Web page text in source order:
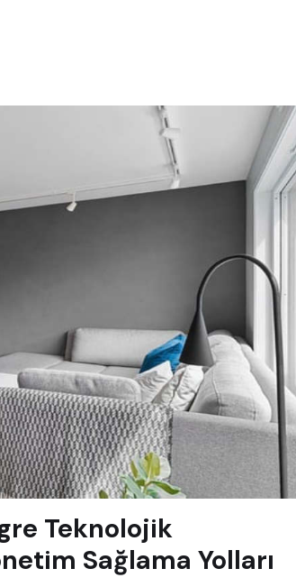
Teknolojik
Sağlama Yolları